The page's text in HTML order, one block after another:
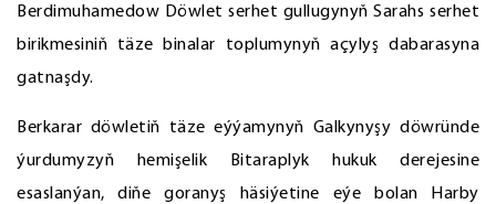
Berdimuhamedow Döwlet serhet gullugynyň Sarahs serhet
birikmesiniň täze binalar toplumynyň açylyş dabarasyna
gatnaşdy.
Berkarar döwletiň täze eýýamynyň Galkynyşy döwründe
ýurdumyzyň hemişelik Bitaraplyk hukuk derejesine
esaslanýan, diňe goranyş häsiýetine eýe bolan Harby